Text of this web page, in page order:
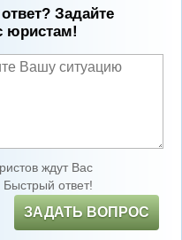
Задайте
юристам!
ждут Вас
Быстрый ответ!
ЗАДАТЬ ВОПРОС